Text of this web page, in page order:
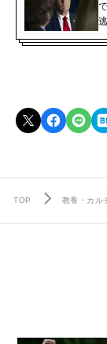
TOP 教養・カル